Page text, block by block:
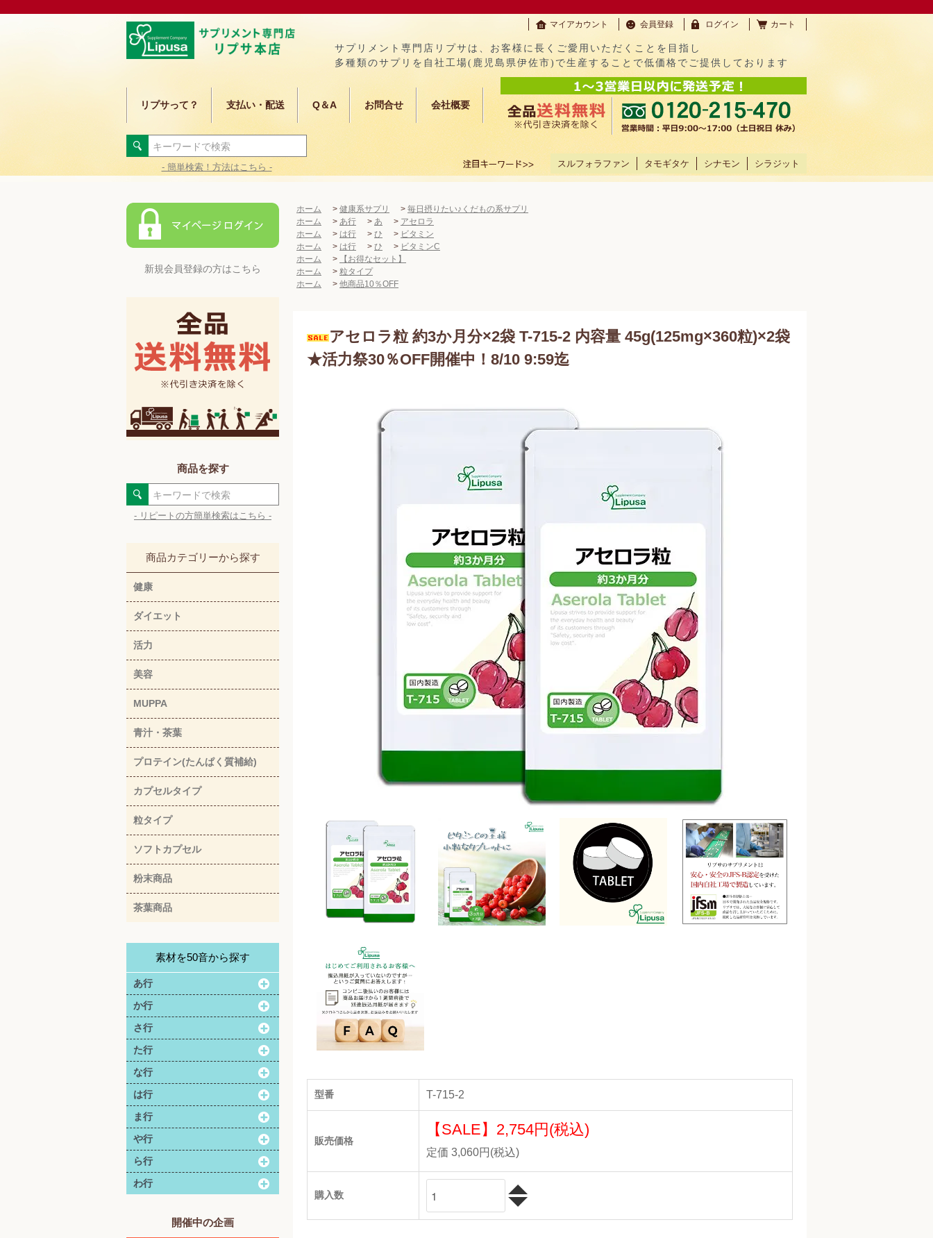
マイアカウント 会員登録 ログイン カート
サプリメント専門店リプサは、お客様に長くご愛用いただくことを目指し
多種類のサプリを自社工場(鹿児島県伊佐市)で生産することで低価格でご提供しております
リプサって？ 支払い・配送 Q＆A お問合せ 会社概要
- 簡単検索！方法はこちら - スルフォラファン タモギタケ シナモン シラジット
新規会員登録の方はこちら
商品を探す
- リピートの方簡単検索はこちら -
商品カテゴリーから探す
健康
ダイエット
活力
美容
MUPPA
青汁・茶葉
プロテイン(たんぱく質補給)
カプセルタイプ
粒タイプ
ソフトカプセル
粉末商品
茶葉商品
素材を50音から探す
あ行
か行
さ行
た行
な行
は行
ま行
や行
ら行
わ行
開催中の企画
ホーム > 健康系サプリ > 毎日摂りたい♪くだもの系サプリ
ホーム
> あ行 > あ > アセロラ
ホーム
> は行 > ひ > ビタミン
ホーム
> は行 > ひ > ビタミンC
ホーム
>
【お得なセット】
ホーム
> 粒タイプ
ホーム
> 他商品10％OFF
アセロラ粒 約3か月分×2袋 T-715-2 内容量 45g(125mg×360粒)×2袋
★活力祭30％OFF開催中！8/10 9:59迄
型番 T-715-2
販売価格
【SALE】 2,754円(税込)
定価 3,060円(税込)
購入数